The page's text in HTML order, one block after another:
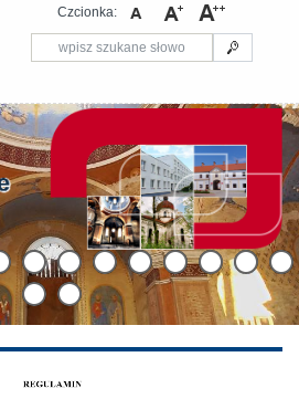
Czcionka: